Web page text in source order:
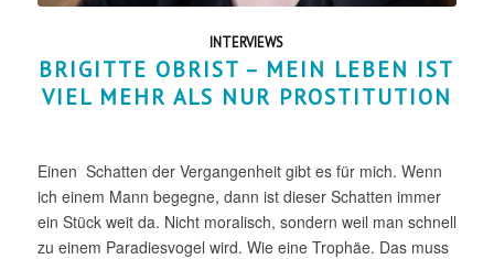
INTERVIEWS
BRIGITTE OBRIST – MEIN LEBEN IST
VIEL MEHR ALS NUR PROSTITUTION
Einen Schatten der Vergangenheit gibt es für mich. Wenn
ich einem Mann begegne, dann ist dieser Schatten immer
ein Stück weit da. Nicht moralisch, sondern weil man schnell
zu einem Paradiesvogel wird. Wie eine Trophäe. Das muss